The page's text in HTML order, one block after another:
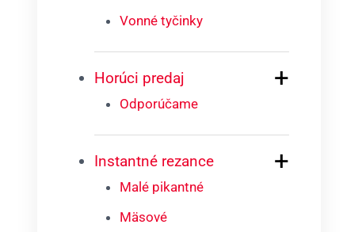
Vonné tyčinky
Horúci predaj +
Odporúčame
Instantné rezance +
Malé pikantné
Mäsové